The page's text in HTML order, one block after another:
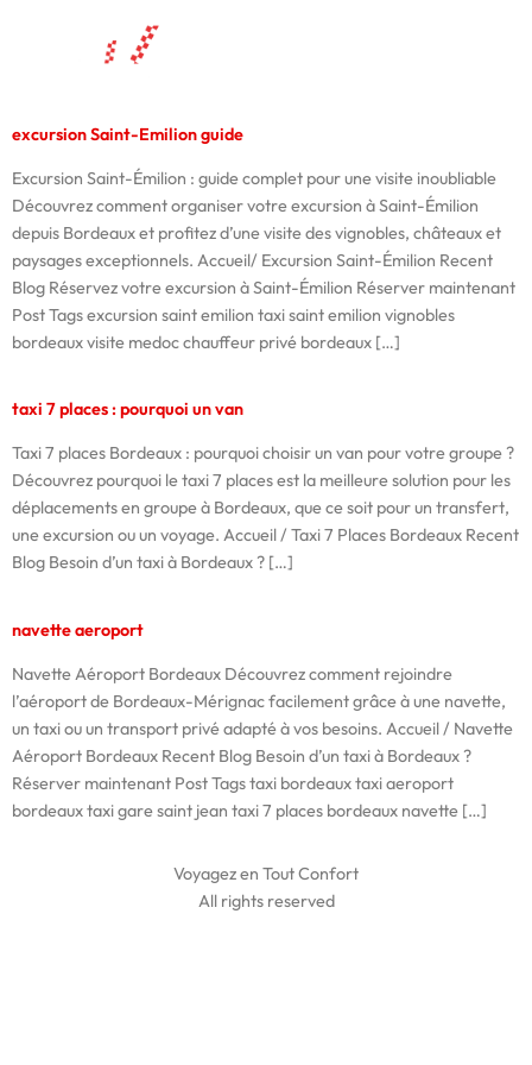
taxivanbordeaux
excursion Saint-Emilion guide
Excursion Saint-Émilion : guide complet pour une visite inoubliable
Découvrez comment organiser votre excursion à Saint-Émilion
depuis Bordeaux et profitez d’une visite des vignobles, châteaux et
paysages exceptionnels. Accueil/ Excursion Saint-Émilion Recent
Blog Réservez votre excursion à Saint-Émilion Réserver maintenant
Post Tags excursion saint emilion taxi saint emilion vignobles
bordeaux visite medoc chauffeur privé bordeaux […]
taxi 7 places : pourquoi un van
Taxi 7 places Bordeaux : pourquoi choisir un van pour votre groupe ?
Découvrez pourquoi le taxi 7 places est la meilleure solution pour les
déplacements en groupe à Bordeaux, que ce soit pour un transfert,
une excursion ou un voyage. Accueil / Taxi 7 Places Bordeaux Recent
Blog Besoin d’un taxi à Bordeaux ? […]
navette aeroport
Navette Aéroport Bordeaux Découvrez comment rejoindre
l’aéroport de Bordeaux-Mérignac facilement grâce à une navette,
un taxi ou un transport privé adapté à vos besoins. Accueil / Navette
Aéroport Bordeaux Recent Blog Besoin d’un taxi à Bordeaux ?
Réserver maintenant Post Tags taxi bordeaux taxi aeroport
bordeaux taxi gare saint jean taxi 7 places bordeaux navette […]
Voyagez en Tout Confort
All rights reserved